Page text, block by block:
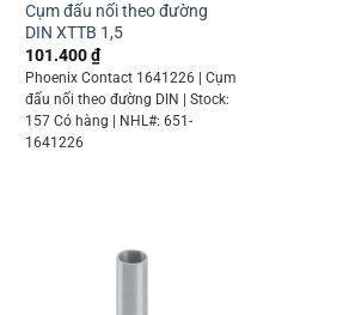
Cụm đấu nối theo đường
DIN XTTB 1,5
101.400₫
Phoenix Contact 1641226 | Cụm
đấu nối theo đường DIN | Stock:
157 Có hàng | NHL#: 651-
1641226